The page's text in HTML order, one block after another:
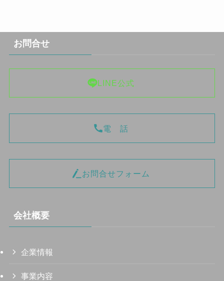
お問合せ
LINE公式
電 話
お問合せフォーム
会社概要
企業情報
事業内容